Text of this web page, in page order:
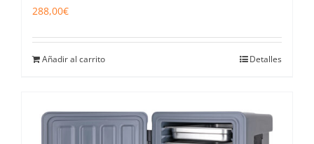
288,00€
Añadir al carrito Detalles